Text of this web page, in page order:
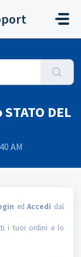
DEL
AM
edAccedi dal
i tuoi ordini e lo